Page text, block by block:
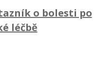
o bolesti po
léčbě